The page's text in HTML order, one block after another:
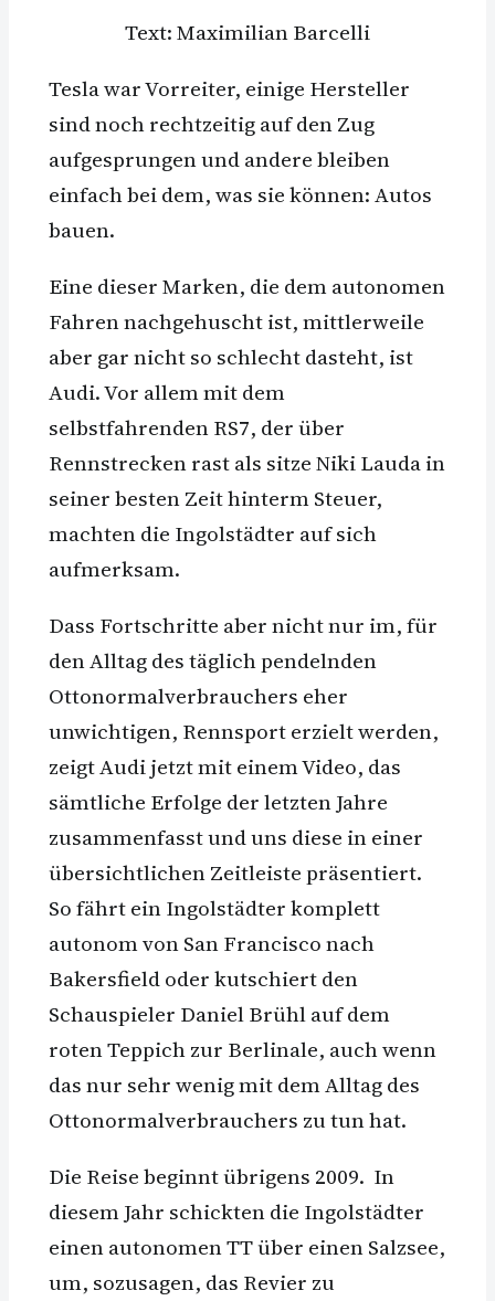
Text: Maximilian Barcelli
Tesla war Vorreiter, einige Hersteller
sind noch rechtzeitig auf den Zug
aufgesprungen und andere bleiben
einfach bei dem, was sie können: Autos
bauen.
Eine dieser Marken, die dem autonomen
Fahren nachgehuscht ist, mittlerweile
aber gar nicht so schlecht dasteht, ist
Audi. Vor allem mit dem
selbstfahrenden RS7, der über
Rennstrecken rast als sitze Niki Lauda in
seiner besten Zeit hinterm Steuer,
machten die Ingolstädter auf sich
aufmerksam.
Dass Fortschritte aber nicht nur im, für
den Alltag des täglich pendelnden
Ottonormalverbrauchers eher
unwichtigen, Rennsport erzielt werden,
zeigt Audi jetzt mit einem Video, das
sämtliche Erfolge der letzten Jahre
zusammenfasst und uns diese in einer
übersichtlichen Zeitleiste präsentiert.
So fährt ein Ingolstädter komplett
autonom von San Francisco nach
Bakersfield oder kutschiert den
Schauspieler Daniel Brühl auf dem
roten Teppich zur Berlinale, auch wenn
das nur sehr wenig mit dem Alltag des
Ottonormalverbrauchers zu tun hat.
Die Reise beginnt übrigens 2009. In
diesem Jahr schickten die Ingolstädter
einen autonomen TT über einen Salzsee,
um, sozusagen, das Revier zu